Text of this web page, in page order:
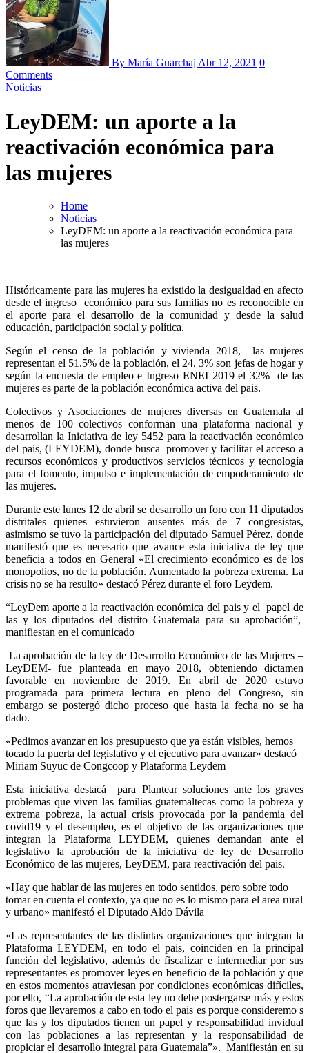
By María Guarchaj Abr 12, 2021 0
Comments
Noticias
LeyDEM: un aporte a la
reactivación económica para
las mujeres
Home
Noticias
LeyDEM: un aporte a la reactivación económica para
las mujeres
Históricamente para las mujeres ha existido la desigualdad en afecto
desde el ingreso económico para sus familias no es reconocible en
el aporte para el desarrollo de la comunidad y desde la salud
educación, participación social y política.
Según el censo de la población y vivienda 2018, las mujeres
representan el 51.5% de la población, el 24, 3% son jefas de hogar y
según la encuesta de empleo e Ingreso ENEI 2019 el 32% de las
mujeres es parte de la población económica activa del pais.
Colectivos y Asociaciones de mujeres diversas en Guatemala al
menos de 100 colectivos conforman una plataforma nacional y
desarrollan la Iniciativa de ley 5452 para la reactivación económico
del pais, (LEYDEM), donde busca promover y facilitar el acceso a
recursos económicos y productivos servicios técnicos y tecnología
para el fomento, impulso e implementación de empoderamiento de
las mujeres.
Durante este lunes 12 de abril se desarrollo un foro con 11 diputados
distritales quienes estuvieron ausentes más de 7 congresistas,
asimismo se tuvo la participación del diputado Samuel Pérez, donde
manifestó que es necesario que avance esta iniciativa de ley que
beneficia a todos en General «El crecimiento económico es de los
monopolios, no de la población. Aumentado la pobreza extrema. La
crisis no se ha resulto» destacó Pérez durante el foro Leydem.
“LeyDem aporte a la reactivación económica del pais y el papel de
las y los diputados del distrito Guatemala para su aprobación”,
manifiestan en el comunicado
La aprobación de la ley de Desarrollo Económico de las Mujeres –
LeyDEM- fue planteada en mayo 2018, obteniendo dictamen
favorable en noviembre de 2019. En abril de 2020 estuvo
programada para primera lectura en pleno del Congreso, sin
embargo se postergó dicho proceso que hasta la fecha no se ha
dado.
«Pedimos avanzar en los presupuesto que ya están visibles, hemos
tocado la puerta del legislativo y el ejecutivo para avanzar» destacó
Miriam Suyuc de Congcoop y Plataforma Leydem
Esta iniciativa destacá para Plantear soluciones ante los graves
problemas que viven las familias guatemaltecas como la pobreza y
extrema pobreza, la actual crisis provocada por la pandemia del
covid19 y el desempleo, es el objetivo de las organizaciones que
integran la Plataforma LEYDEM, quienes demandan ante el
legislativo la aprobación de la iniciativa de ley de Desarrollo
Económico de las mujeres, LeyDEM, para reactivación del pais.
«Hay que hablar de las mujeres en todo sentidos, pero sobre todo
tomar en cuenta el contexto, ya que no es lo mismo para el area rural
y urbano» manifestó el Diputado Aldo Dávila
«Las representantes de las distintas organizaciones que integran la
Plataforma LEYDEM, en todo el pais, coinciden en la principal
función del legislativo, además de fiscalizar e intermediar por sus
representantes es promover leyes en beneficio de la población y que
en estos momentos atraviesan por condiciones económicas difíciles,
por ello, “La aprobación de esta ley no debe postergarse más y estos
foros que llevaremos a cabo en todo el pais es porque consideremo s
que las y los diputados tienen un papel y responsabilidad invidual
con las poblaciones a las representan y la responsabilidad de
propiciar el desarrollo integral para Guatemala”». Manifiestán en su